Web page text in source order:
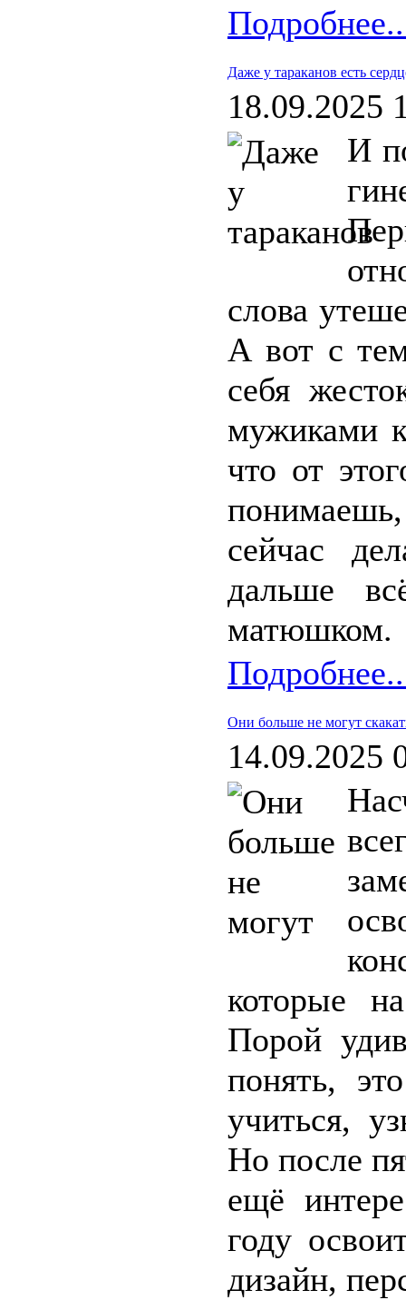
Даже у тараканов есть
18.09.2025
И
слова
А вот с
себя
мужиками
что от
сейчас
дальше
матюшком.
Они больше не могут
14.09.2025
которые
Порой
понять,
учиться,
Но после
ещё
году
дизайн,